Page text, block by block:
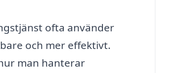
ofta använder
och mer effektivt.
man hanterar